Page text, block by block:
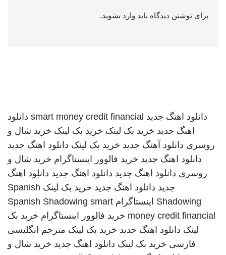
برای نوشتن دیدگاه باید وارد بشوید.
دانلود اهنگ جدید smart money credit financial دانلود
اهنگ جدید خرید بک لینک خرید بک لینک خرید شال و
روسری دانلود آهنگ جدید خرید بک لینک دانلود اهنگ جدید
دانلود اهنگ جدید خرید فالوور اینستاگرام خرید شال و
روسری دانلود اهنگ جدید دانلود اهنگ جدید دانلود اهنگ
جدید دانلود اهنگ جدید خرید بک لینک Spanish
Shadowing اینستاگرام Spanish Shadowing smart
money credit financial خرید فالوور اینستاگرام خرید بک
لینک دانلود اهنگ جدید خرید بک لینک مترجم انگلیسی
فارسی خرید بک لینک دانلود اهنگ جدید خرید شال و